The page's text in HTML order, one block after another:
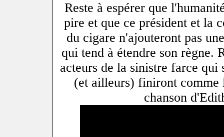
Reste à espérer que
pire et que ce président et la
du cigare n'ajouteront pas
qui tend à étendre son règne.
acteurs de la sinistre farce qui
(et ailleurs) finiront comme
chanson